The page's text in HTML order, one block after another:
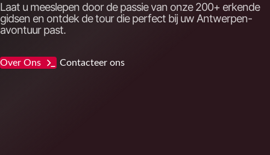
Laat u meeslepen door de passie van onze 200+ erkende
gidsen en ontdek de tour die perfect bij uw Antwerpen-
avontuur past.
Over Ons Contacteer ons